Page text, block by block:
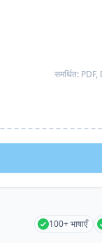
समर्थित: PDF,
100+ भाषाएँ